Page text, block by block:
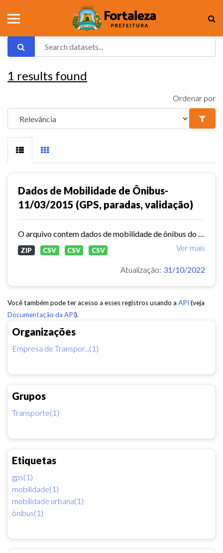
Organizações
Empresa de Transpor...(1)
Grupos
Transporte(1)
Etiquetas
gps(1)
mobilidade(1)
mobilidade urbana(1)
ônibus(1)
1 results found
Ordenar por
Dados de Mobilidade de Ônibus-
11/03/2015 (GPS, paradas, validação)
Ver mais
ZIP CSV CSV CSV
Atualização: 31/10/2022
Você também pode ter acesso a esses registros usando a API (veja
Documentação da API).